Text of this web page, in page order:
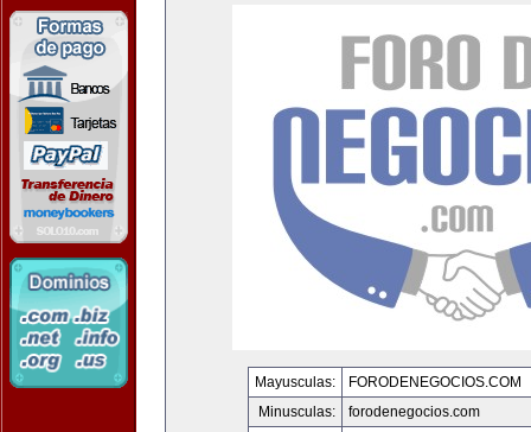
Mayusculas:
FORODENEGOCIOS.COM
Minusculas:
forodenegocios.com